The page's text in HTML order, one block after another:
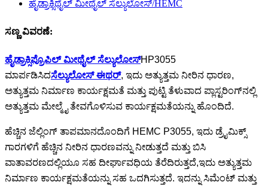
ಸಣ್ಣ ವಿವರಣೆ:
ಹೈಡ್ರಾಕ್ಸಿಪ್ರೊಪಿಲ್ ಮೀಥೈಲ್ ಸೆಲ್ಯುಲೋಸ್HP3055
ಮಾರ್ಪಡಿಸಿದಸೆಲ್ಯುಲೋಸ್ ಈಥರ್, ಇದು ಅತ್ಯುತ್ತಮ ನೀರಿನ ಧಾರಣ,
ಅತ್ಯುತ್ತಮ ನಿರ್ಮಾಣ ಕಾರ್ಯಕ್ಷಮತೆ ಮತ್ತು ಪುಟ್ಟಿ ತೆಳುವಾದ ಪ್ಲಾಸ್ಟರಿಂಗ್‌ನಲ್ಲಿ
ಅತ್ಯುತ್ತಮ ಮೇಲ್ಮೈ ತೇವಗೊಳಿಸುವ ಕಾರ್ಯಕ್ಷಮತೆಯನ್ನು ಹೊಂದಿದೆ.
ಹೆಚ್ಚಿನ ಜೆಲ್ಲಿಂಗ್ ತಾಪಮಾನದೊಂದಿಗೆ HEMC P3055, ಇದು ಡ್ರೈಮಿಕ್ಸ್
ಗಾರಗಳಿಗೆ ಹೆಚ್ಚಿನ ನೀರಿನ ಧಾರಣವನ್ನು ನೀಡುತ್ತದೆ ಮತ್ತು ಬಿಸಿ
ವಾತಾವರಣದಲ್ಲಿಯೂ ಸಹ ದೀರ್ಘಾವಧಿಯ ತೆರೆದಿರುತ್ತದೆ,ಇದು ಅತ್ಯುತ್ತಮ
ನಿರ್ಮಾಣ ಕಾರ್ಯಕ್ಷಮತೆಯನ್ನು ಸಹ ಒದಗಿಸುತ್ತದೆ. ಇದನ್ನು ಸಿಮೆಂಟ್ ಮತ್ತು